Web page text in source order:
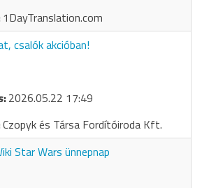
1DayTranslation.com
csalók akcióban!
2026.05.22 17:49
Czopyk és Társa Fordítóiroda Kft.
Star Wars ünnepnap